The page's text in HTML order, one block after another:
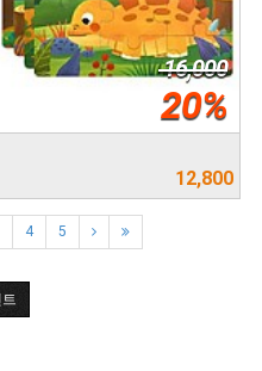
16,000
20%
12,800
4 5